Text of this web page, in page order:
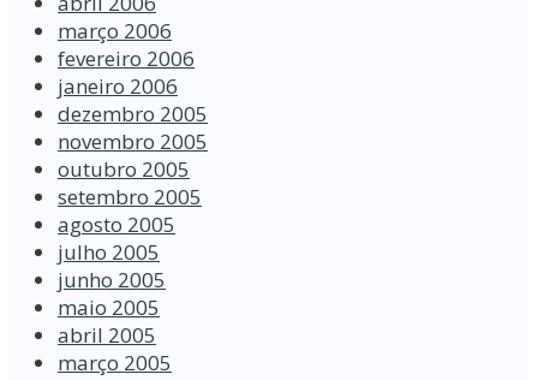
março 2006
fevereiro 2006
janeiro 2006
dezembro 2005
novembro 2005
outubro 2005
setembro 2005
agosto 2005
julho 2005
junho 2005
maio 2005
abril 2005
março 2005